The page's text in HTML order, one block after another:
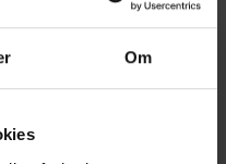
Om
for at
familie og venner
og